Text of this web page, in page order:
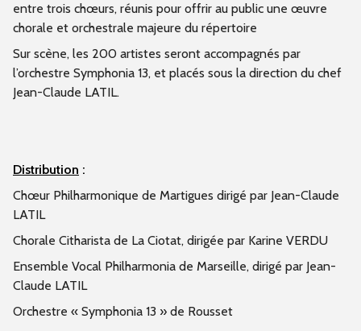
entre trois chœurs, réunis pour offrir au public une œuvre
chorale et orchestrale majeure du répertoire
Sur scène, les 200 artistes seront accompagnés par
l’orchestre Symphonia 13, et placés sous la direction du chef
Jean-Claude LATIL.
Distribution :
Chœur Philharmonique de Martigues dirigé par Jean-Claude
LATIL
Chorale Citharista de La Ciotat, dirigée par Karine VERDU
Ensemble Vocal Philharmonia de Marseille, dirigé par Jean-
Claude LATIL
Orchestre « Symphonia 13 » de Rousset